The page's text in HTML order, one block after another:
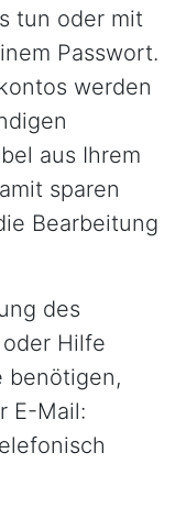
tun oder mit
Passwort.
werden
aus Ihrem
sparen
Bearbeitung
des
Hilfe
benötigen,
E-Mail: